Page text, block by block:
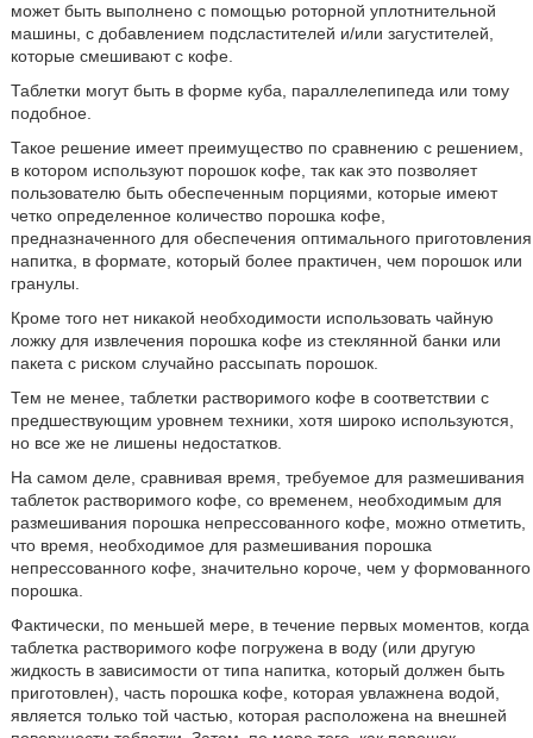
может быть выполнено с помощью роторной уплотнительной
машины, с добавлением подсластителей и/или загустителей,
которые смешивают с кофе.
Таблетки могут быть в форме куба, параллелепипеда или тому
подобное.
Такое решение имеет преимущество по сравнению с решением,
в котором используют порошок кофе, так как это позволяет
пользователю быть обеспеченным порциями, которые имеют
четко определенное количество порошка кофе,
предназначенного для обеспечения оптимального приготовления
напитка, в формате, который более практичен, чем порошок или
гранулы.
Кроме того нет никакой необходимости использовать чайную
ложку для извлечения порошка кофе из стеклянной банки или
пакета с риском случайно рассыпать порошок.
Тем не менее, таблетки растворимого кофе в соответствии с
предшествующим уровнем техники, хотя широко используются,
но все же не лишены недостатков.
На самом деле, сравнивая время, требуемое для размешивания
таблеток растворимого кофе, со временем, необходимым для
размешивания порошка непрессованного кофе, можно отметить,
что время, необходимое для размешивания порошка
непрессованного кофе, значительно короче, чем у формованного
порошка.
Фактически, по меньшей мере, в течение первых моментов, когда
таблетка растворимого кофе погружена в воду (или другую
жидкость в зависимости от типа напитка, который должен быть
приготовлен), часть порошка кофе, которая увлажнена водой,
является только той частью, которая расположена на внешней